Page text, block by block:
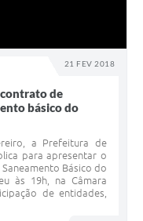
21 FEV 2018
de
básico do
a Prefeitura de
para apresentar o
Básico do
às 19h, na Câmara
de entidades,